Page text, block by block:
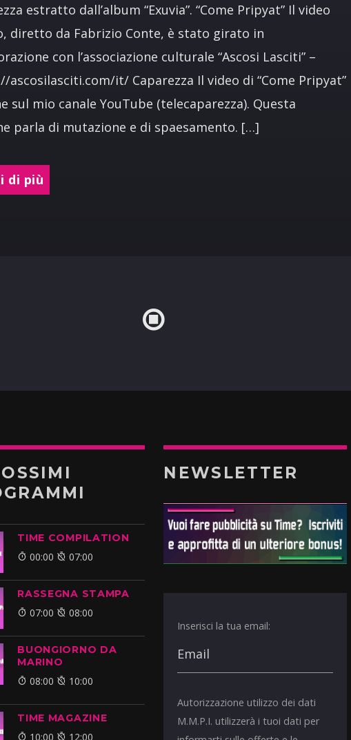
estratto dall’album “Exuvia”. “Come Pripyat” Il video
diretto da Fabrizio Conte, è stato girato in
con l’associazione culturale “Ascosi Lasciti” –
ascosilasciti.com/it/ Caparezza Il video di “Come Pripyat”
sul mio canale YouTube (telecaparezza). Questa
parla di mutazione e di spaesamento. […]
di più
TIME COMPILATION
00:00 07:00
RASSEGNA STAMPA
07:00 08:00
BUONGIORNO DA
MARINO
08:00 10:00
TIME MAGAZINE
10:00 12:00
NEWSLETTER
Inserisci la tua email:
Autorizzazione utilizzo dei dati
M.M.P.I. utilizzerà i tuoi dati per